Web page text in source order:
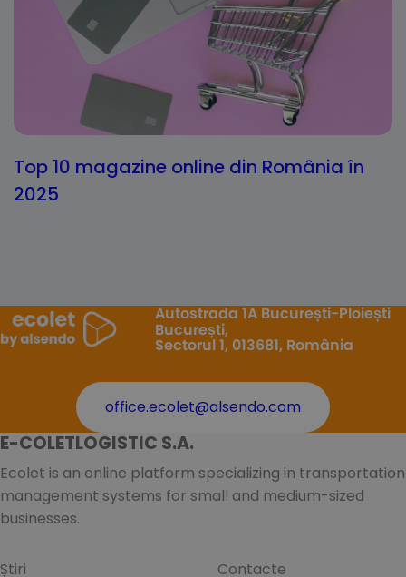
Top 10 magazine online din România în
2025
Autostrada 1A București-Ploiești
București,
Sectorul 1, 013681, România
office.ecolet@alsendo.com
E-COLETLOGISTIC S.A.
Ecolet is an online platform specializing in transportation
management systems for small and medium-sized
businesses.
Știri Contacte